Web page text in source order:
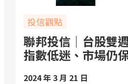
投信觀點
聯邦投信｜台股雙
指數低迷、市場仍
2024 年 3 月 21 日